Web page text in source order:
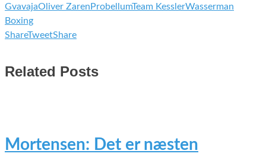
GvavajaOliver Zaren ProbellumTeam KesslerWasserman
Boxing
ShareTweetShare
Related Posts
Mortensen: Det er næsten